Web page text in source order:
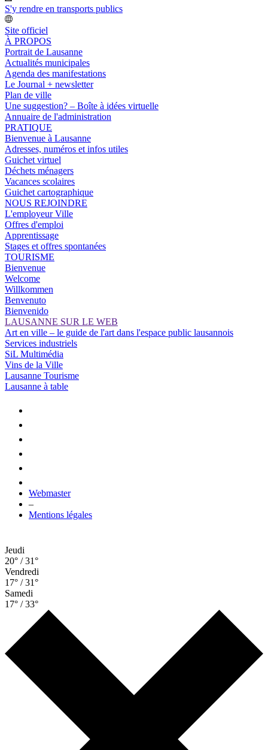
S'y rendre en transports publics
Site officiel
À PROPOS
Portrait de Lausanne
Actualités municipales
Agenda des manifestations
Le Journal + newsletter
Plan de ville
Une suggestion? – Boîte à idées virtuelle
Annuaire de l'administration
PRATIQUE
Bienvenue à Lausanne
Adresses, numéros et infos utiles
Guichet virtuel
Déchets ménagers
Vacances scolaires
Guichet cartographique
NOUS REJOINDRE
L'employeur Ville
Offres d'emploi
Apprentissage
Stages et offres spontanées
TOURISME
Bienvenue
Welcome
Willkommen
Benvenuto
Bienvenido
LAUSANNE SUR LE WEB
Art en ville – le guide de l'art dans l'espace public lausannois
Services industriels
SiL Multimédia
Vins de la Ville
Lausanne Tourisme
Lausanne à table
Webmaster
–
Mentions légales
Jeudi
20° / 31°
Vendredi
17° / 31°
Samedi
17° / 33°